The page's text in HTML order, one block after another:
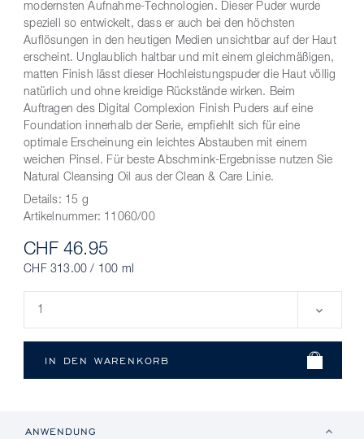
modernsten Aufnahme-Technologien. Dieser Puder wurde
speziell so entwickelt, dass er auch bei den höchsten
Auflösungen in den heutigen Medien unsichtbar auf der Haut
erscheint. Unglaublich haltbar und mit einem gleichmäßigen,
matten Finish lässt dieser Hochleistungspuder die Haut völlig
natürlich und ohne kreidige Rückstände wirken. Beim
Auftragen des Digital Complexion Finish Puders auf eine
Foundation innerhalb der Serie, empfiehlt sich für eine
optimale Erscheinung ein leichtes Abstauben mit einem
weichen Pinsel. Für beste Abschmink-Ergebnisse nutzen Sie
Natural Cleansing Oil aus der Clean & Care Linie.
Details: 15 g
Artikelnummer: 11060/00
CHF 46.95
CHF 313.00 / 100 ml
ANWENDUNG